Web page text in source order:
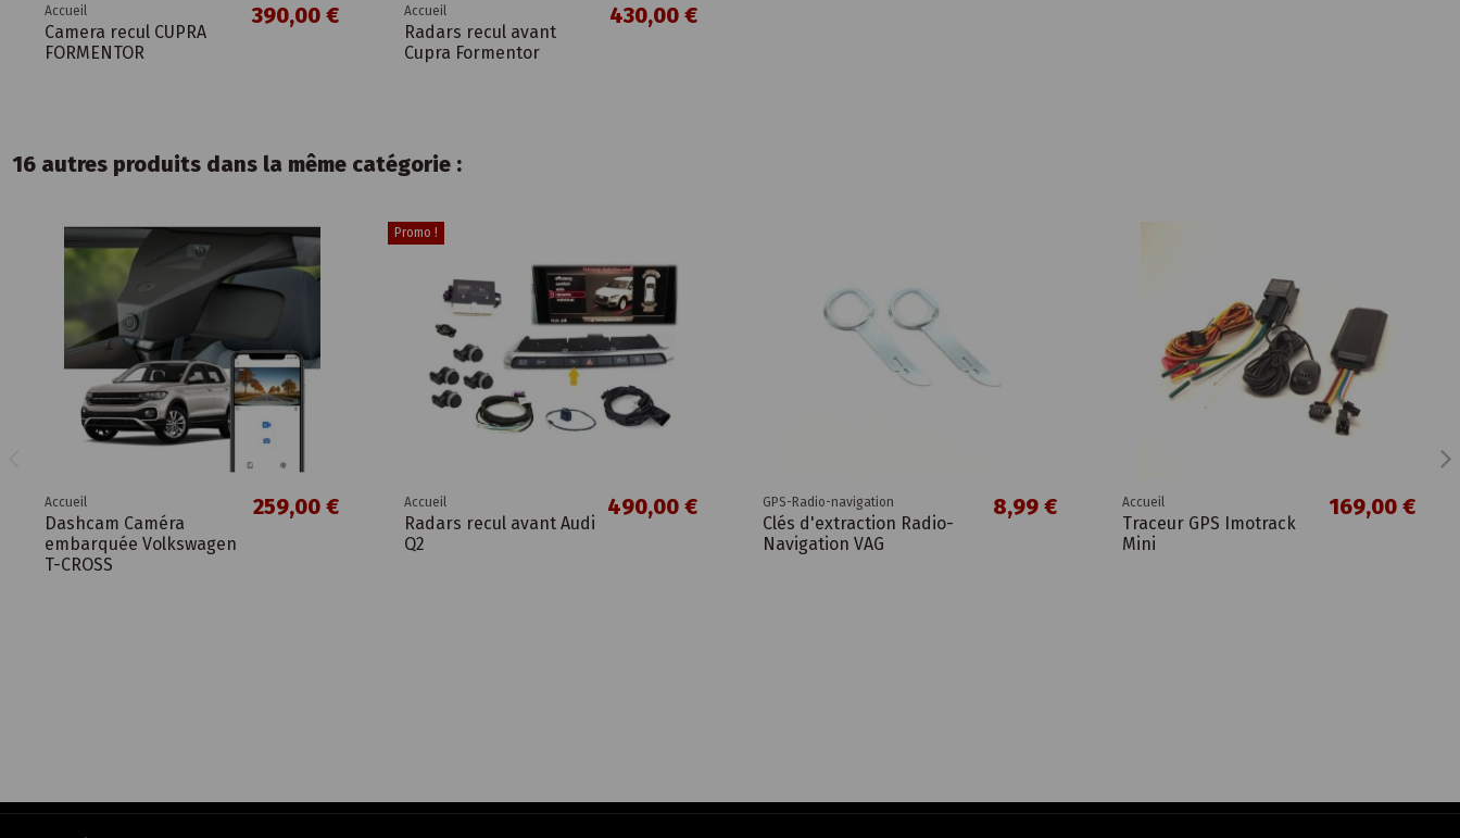
Accueil
Camera recul CUPRA
FORMENTOR
390,00 € Accueil
Radars recul avant
Cupra Formentor
430,00 €
16 autres produits dans la même catégorie :
Accueil
Dashcam Caméra
embarquée Volkswagen
T-CROSS
259,00 €
Promo !
Accueil
Radars recul avant Audi
Q2
490,00 € GPS-Radio-navigation
Clés d'extraction Radio-
Navigation VAG
8,99 € Accueil
Traceur GPS Imotrack
Mini
169,00 €